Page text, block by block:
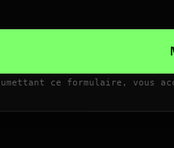
ce formulaire, vous